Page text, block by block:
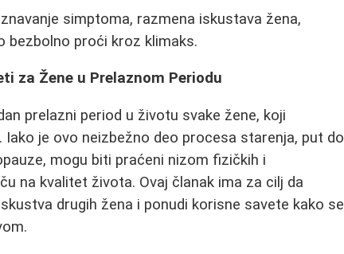
simptoma, razmena iskustava žena,
bezbolno proći kroz klimaks.
za Žene u Prelaznom Periodu
prelazni period u životu svake žene, koji
je ovo neizbežno deo procesa starenja, put do
mogu biti praćeni nizom fizičkih i
na kvalitet života. Ovaj članak ima za cilj da
drugih žena i ponudi korisne savete kako se